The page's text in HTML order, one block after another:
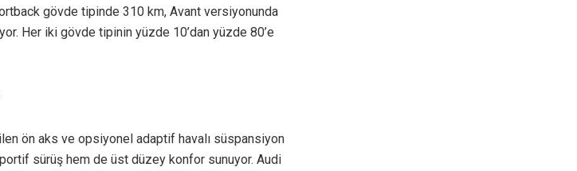
gövde tipinde 310 km, Avant versiyonunda
Her iki gövde tipinin yüzde 10’dan yüzde 80’e
ön aks ve opsiyonel adaptif havalı süspansiyon
sürüş hem de üst düzey konfor sunuyor. Audi